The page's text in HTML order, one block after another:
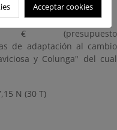
(presupuesto
de adaptación al cambio
y Colunga" del cual
N (30 T)
Acceptar cookies